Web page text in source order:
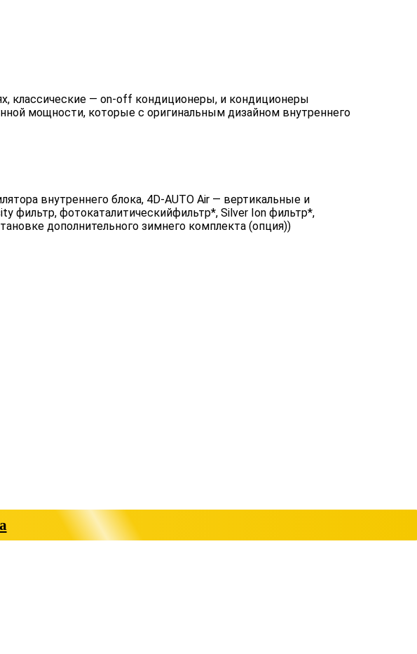
классические — on-off кондиционеры, и кондиционеры
мощности, которые с оригинальным дизайном внутреннего
внутреннего блока, 4D-AUTO Air — вертикальные и
фильтр, фотокаталитическийфильтр*, Silver Ion фильтр*,
дополнительного зимнего комплекта (опция))